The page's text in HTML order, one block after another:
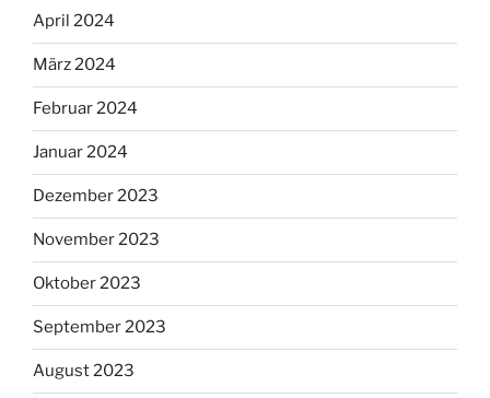
April 2024
März 2024
Februar 2024
Januar 2024
Dezember 2023
November 2023
Oktober 2023
September 2023
August 2023